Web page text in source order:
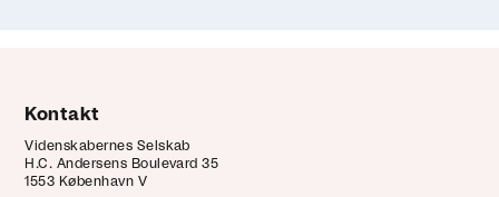
Kontakt
Videnskabernes Selskab
H.C. Andersens Boulevard 35
1553 København V